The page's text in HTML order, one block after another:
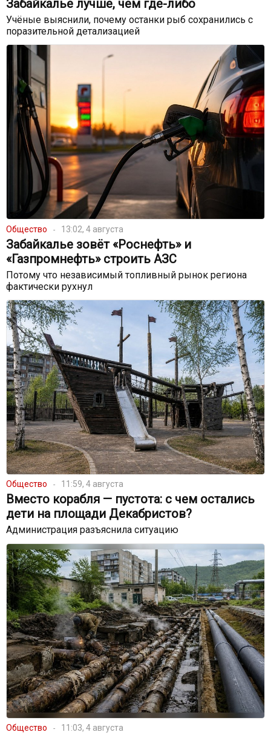
Забайкалье лучше, чем где-либо
Учёные выяснили, почему останки рыб сохранились с
поразительной детализацией
Общество 13:02, 4 августа
Забайкалье зовёт «Роснефть» и
«Газпромнефть» строить АЗС
Потому что независимый топливный рынок региона
фактически рухнул
Общество 11:59, 4 августа
Вместо корабля — пустота: с чем остались
дети на площади Декабристов?
Администрация разъяснила ситуацию
Общество 11:03, 4 августа